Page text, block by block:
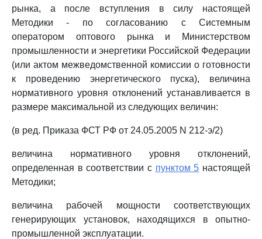
рынка, а после вступления в силу настоящей
Методики - по согласованию с Системным
оператором оптового рынка и Министерством
промышленности и энергетики Российской Федерации
(или актом межведомственной комиссии о готовности
к проведению энергетического пуска), величина
нормативного уровня отклонений устанавливается в
размере максимальной из следующих величин:
(в ред. Приказа ФСТ РФ от 24.05.2005 N 212-э/2)
величина нормативного уровня отклонений,
определенная в соответствии с пунктом 5 настоящей
Методики;
величина рабочей мощности соответствующих
генерирующих установок, находящихся в опытно-
промышленной эксплуатации.